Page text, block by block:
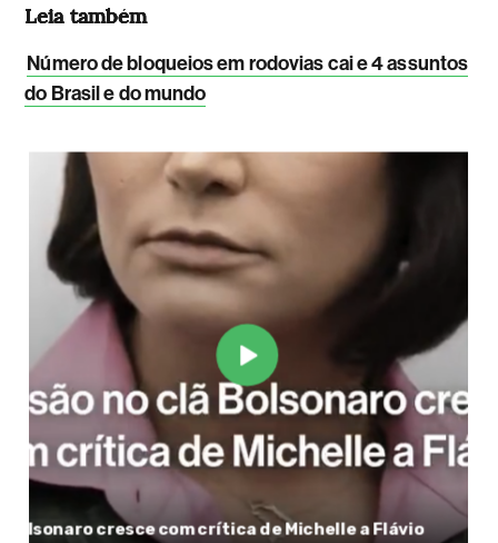
Leia também
Número de bloqueios em rodovias cai e 4 assuntos
do Brasil e do mundo